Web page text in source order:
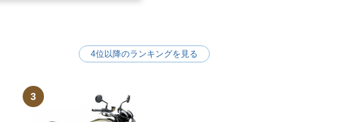
3
4位以降のランキングを見る